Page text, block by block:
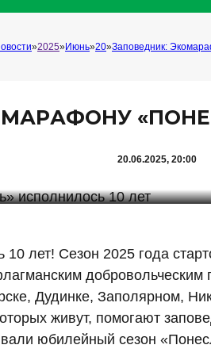
2025 Июнь 20 Заповедник:
20.06.2025, 20:00
лет! Сезон 2025 года
Дудинке, Заполярном,
живут, помогают
юбилейный сезон